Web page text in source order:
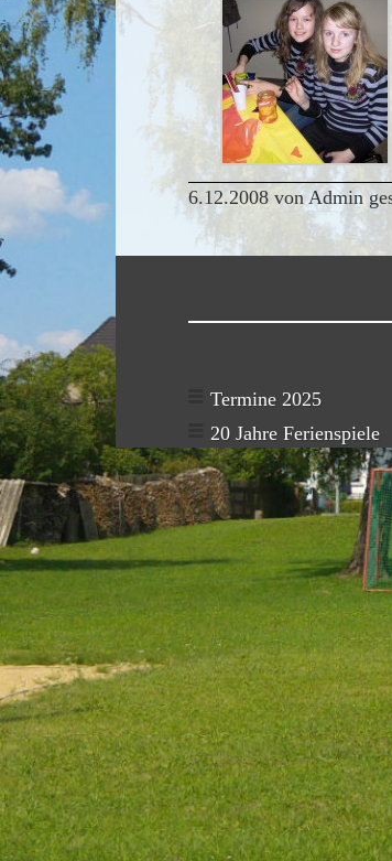
6.12.2008 von Admin
Termine 2025
20 Jahre Ferienspiele